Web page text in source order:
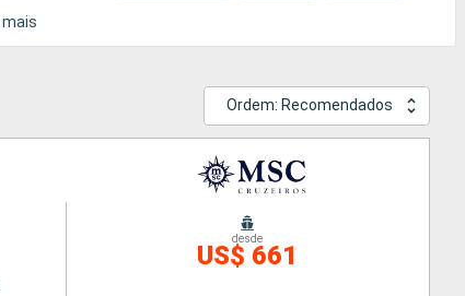
Ordem: Recomendados
desde
US$ 661